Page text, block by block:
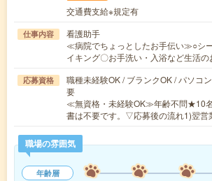
交通費支給※規定有
仕事内容
看護助手
≪病院でちょっとしたお手伝い≫○シ
イキング〇お手洗い・入浴など生活
応募資格
職種未経験OK / ブランクOK / パソコ
要
≪無資格・未経験OK≫年齢不問★10
書は不要です。▽応募後の流れ1)翌
職場の雰囲気
年齢層